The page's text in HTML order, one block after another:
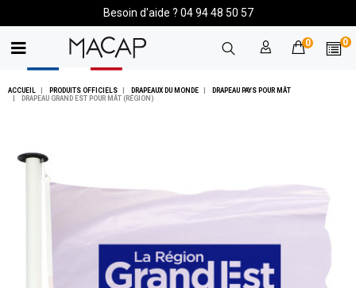
Besoin d'aide ? 04 94 48 50 57
0 0
ACCUEIL PRODUITS OFFICIELS DRAPEAUX DU MONDE
DRAPEAU PAYS POUR MÂT
DRAPEAU GRAND EST POUR MÂT (RÉGION)